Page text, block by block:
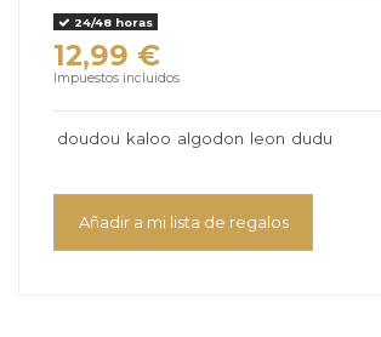
24/48 horas
12,99 €
Impuestos incluidos
doudou kaloo algodon leon dudu
Añadir a mi lista de regalos